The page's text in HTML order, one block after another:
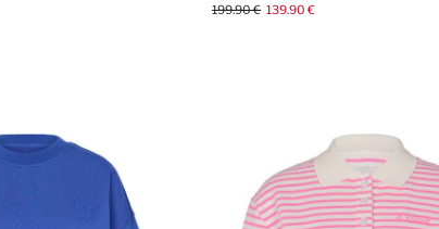
199.90 € 139.90 €